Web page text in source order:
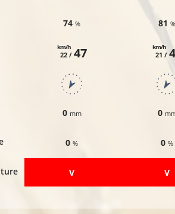
74%
22 /
km/h 47
0 mm
0%
​V
81%
21 /
km/h
0
0%
​V